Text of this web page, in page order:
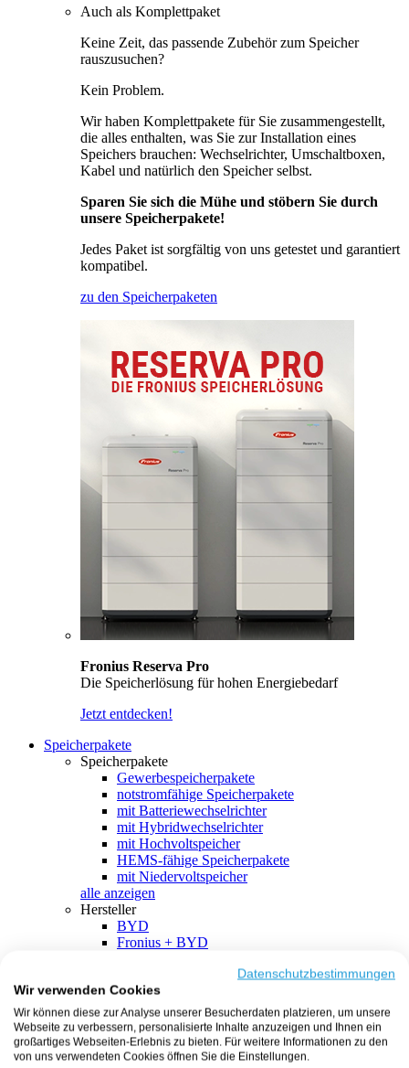
Auch als Komplettpaket
Keine Zeit, das passende Zubehör zum Speicher
rauszusuchen?
Kein Problem.
Wir haben Komplettpakete für Sie zusammengestellt,
die alles enthalten, was Sie zur Installation eines
Speichers brauchen: Wechselrichter, Umschaltboxen,
Kabel und natürlich den Speicher selbst.
Sparen Sie sich die Mühe und stöbern Sie durch
unsere Speicherpakete!
Jedes Paket ist sorgfältig von uns getestet und garantiert
kompatibel.
zu den Speicherpaketen
Fronius Reserva Pro
Die Speicherlösung für hohen Energiebedarf
Jetzt entdecken!
Speicherpakete
Speicherpakete
Gewerbespeicherpakete
notstromfähige Speicherpakete
mit Batteriewechselrichter
mit Hybridwechselrichter
mit Hochvoltspeicher
HEMS-fähige Speicherpakete
mit Niedervoltspeicher
alle anzeigen
Hersteller
BYD
Fronius + BYD
SMA + BYD
EcoFlow
EcoFlow + EcoFlow
FENECON
FENECON + FENECON
Datenschutzbestimmungen
Wir verwenden Cookies
Wir können diese zur Analyse unserer Besucherdaten platzieren, um unsere
Webseite zu verbessern, personalisierte Inhalte anzuzeigen und Ihnen ein
großartiges Webseiten-Erlebnis zu bieten. Für weitere Informationen zu den
von uns verwendeten Cookies öffnen Sie die Einstellungen.